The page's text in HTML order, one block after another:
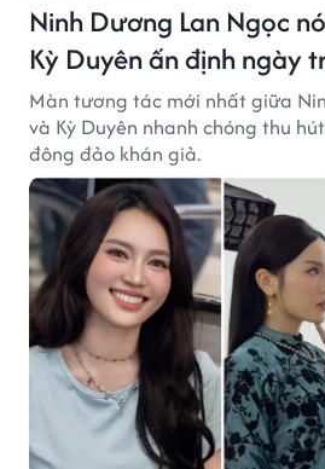
Ninh Dương Lan Ngọc
Kỳ Duyên ấn định ngày
Màn tương tác mới nhất giữa
và Kỳ Duyên nhanh chóng thu
đông đảo khán giả.